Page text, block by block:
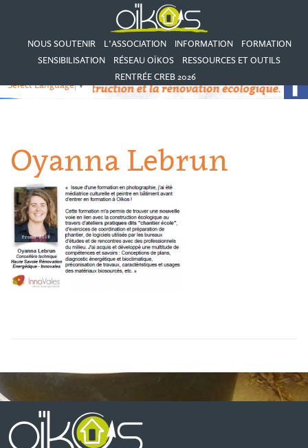
NOUS SOUTENIR L’ASSOCIATION INFORMATION
FORMATION
SENSIBILISATION
RÉSEAU OÏKOS
RESSOURCES ET OUTILS
RENTRÉE CREB 2026
Select Language▼
Oyanna Lebrun